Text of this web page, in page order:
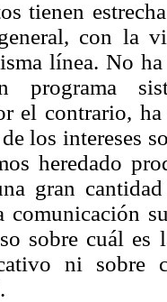
tienen
con la
línea. No
el contrario,
los intereses
heredado
gran
comunicación
sobre cuál
ni sobre